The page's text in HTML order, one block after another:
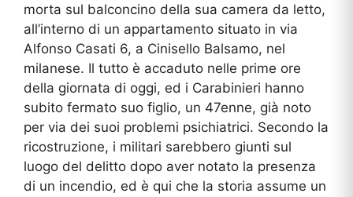
morta sul balconcino della sua camera da letto,
all’interno di un appartamento situato in via
Alfonso Casati 6, a Cinisello Balsamo, nel
milanese. Il tutto è accaduto nelle prime ore
della giornata di oggi, ed i Carabinieri hanno
subito fermato suo figlio, un 47enne, già noto
per via dei suoi problemi psichiatrici. Secondo la
ricostruzione, i militari sarebbero giunti sul
luogo del delitto dopo aver notato la presenza
di un incendio, ed è qui che la storia assume un